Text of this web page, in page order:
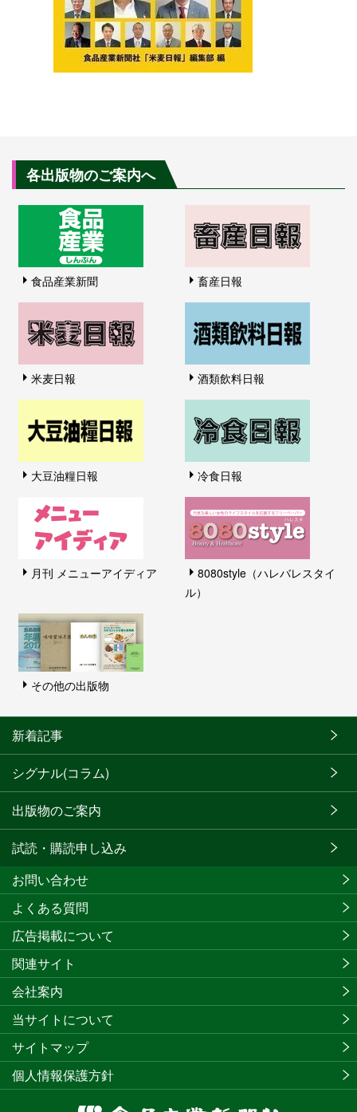
各出版物のご案内へ
食品産業新聞 畜産日報
米麦日報 酒類飲料日報
大豆油糧日報 冷食日報
月刊 メニューアイディア
8080style（ハレバレスタイ
ル）
その他の出版物
新着記事
シグナル(コラム)
出版物のご案内
試読・購読申し込み
お問い合わせ
よくある質問
広告掲載について
関連サイト
会社案内
当サイトについて
サイトマップ
個人情報保護方針